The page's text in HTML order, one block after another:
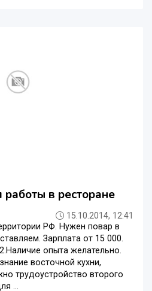
в ресторане
15.10.2014, 12:41
РФ. Нужен повар в
Зарплата от 15 000.
опыта желательно.
восточной кухни,
трудоустройство второго
...